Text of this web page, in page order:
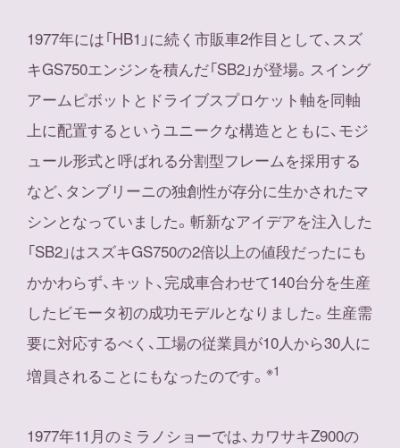
1977年には「HB1」に続く市販車2作目として、スズ
キGS750エンジンを積んだ「SB2」が登場。スイング
アームピボットとドライブスプロケット軸を同軸
上に配置するというユニークな構造とともに、モジ
ュール形式と呼ばれる分割型フレームを採用する
など、タンブリーニの独創性が存分に生かされたマ
シンとなっていました。斬新なアイデアを注入した
「SB2」はスズキGS750の2倍以上の値段だったにも
かかわらず、キット、完成車合わせて140台分を生産
したビモータ初の成功モデルとなりました。生産需
要に対応するべく、工場の従業員が10人から30人に
増員されることにもなったのです。 ※1
1977年11月のミラノショーでは、カワサキZ900の